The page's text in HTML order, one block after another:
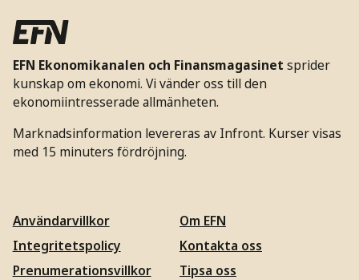
EFN Ekonomikanalen och Finansmagasinet sprider
kunskap om ekonomi. Vi vänder oss till den
ekonomiintresserade allmänheten.
Marknadsinformation levereras av Infront. Kurser visas
med 15 minuters fördröjning.
Användarvillkor
Integritetspolicy
Prenumerationsvillkor
Om EFN
Kontakta oss
Tipsa oss